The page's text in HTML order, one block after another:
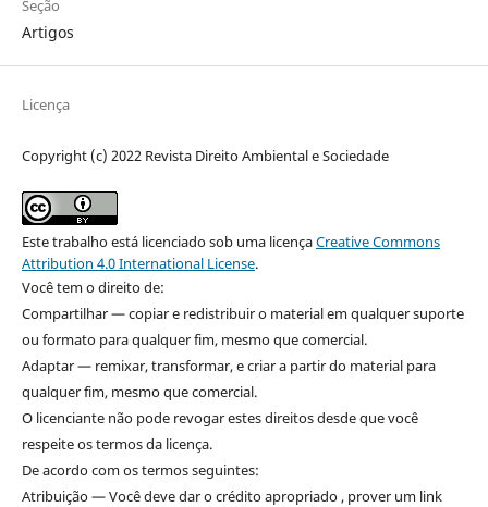
Seção
Artigos
Licença
Copyright (c) 2022 Revista Direito Ambiental e Sociedade
Este trabalho está licenciado sob uma licençaCreative Commons
Attribution 4.0 International License.
Você tem o direito de:
Compartilhar — copiar e redistribuir o material em qualquer suporte
ou formato para qualquer fim, mesmo que comercial.
Adaptar — remixar, transformar, e criar a partir do material para
qualquer fim, mesmo que comercial.
O licenciante não pode revogar estes direitos desde que você
respeite os termos da licença.
De acordo com os termos seguintes:
Atribuição — Você deve dar o crédito apropriado , prover um link